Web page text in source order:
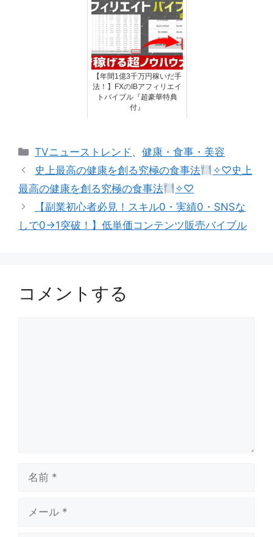
【年間1億3千万円稼いだ手
法！】FXのIBアフィリエイ
トバイブル『超豪華特典
付』
カ
テ
ゴ
リ
ー
TVニューストレンド 、健康・食事・美容
史上最高の健康を創る究極の食事法
✧♡史上
最高の健康を創る究極の食事法
✧♡
【副業初心者必見！スキル0・実績0・SNSな
しで0→1突破！】低単価コンテンツ販売バイブル
コメントする